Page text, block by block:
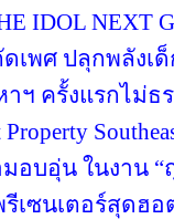
IDOL NEXT
เพศ ปลุกพลังเ
ฯ ครั้งแรกไม่
อบอุ่น ในงาน “
รีเซนเตอร์สุด